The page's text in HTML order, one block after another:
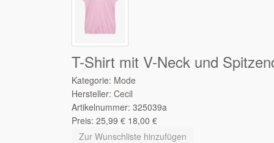
T-Shirt mit V-Neck und
Kategorie: Mode
Hersteller: Cecil
Artikelnummer: 325039a
Preis: 25,99 € 18,00 €
Zur Wunschliste hinzufügen